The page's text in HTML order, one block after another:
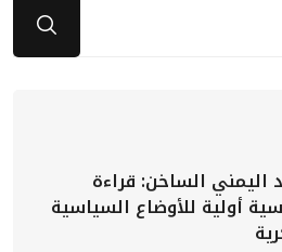
الساخن: قراءة
أولية للأوضاع السياسية